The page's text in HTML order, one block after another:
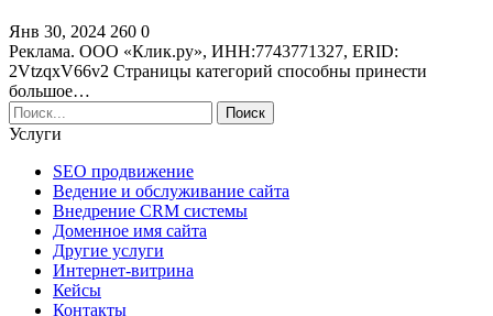
Янв 30, 2024 260 0
Реклама. ООО «Клик.ру», ИНН:7743771327, ERID:
2VtzqxV66v2 Страницы категорий способны принести
большое…
Услуги
SEO продвижение
Ведение и обслуживание сайта
Внедрение CRM системы
Доменное имя сайта
Другие услуги
Интернет-витрина
Кейсы
Контакты